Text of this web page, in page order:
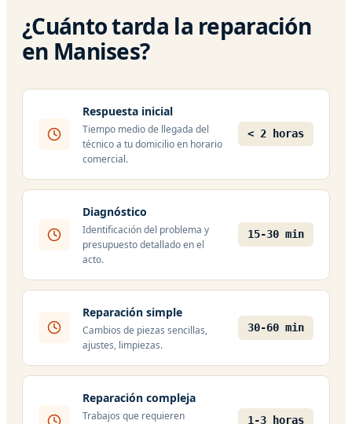
¿Cuánto tarda la reparación
en Manises?
Respuesta inicial
Tiempo medio de llegada del
técnico a tu domicilio en horario
comercial.
< 2 horas
Diagnóstico
Identificación del problema y
presupuesto detallado en el
acto.
15-30 min
Reparación simple
Cambios de piezas sencillas,
ajustes, limpiezas.
30-60 min
Reparación compleja
Trabajos que requieren
1-3 horas